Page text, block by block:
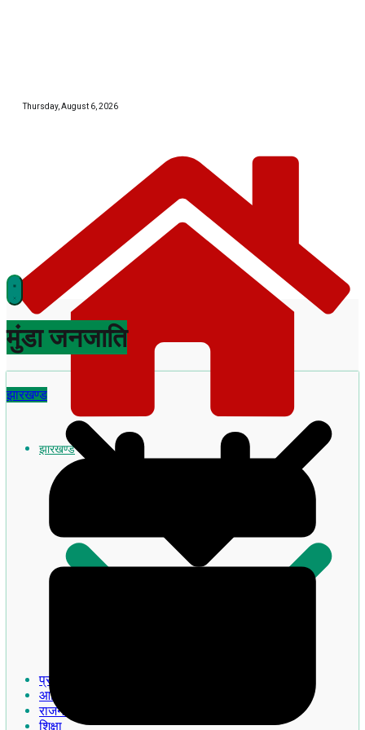
Thursday, August 6, 2026
झारखण्ड
झारखण्ड
प्रमुख खबरे
आदिवासी
राजनीति
शिक्षा
मुंडा जनजाति
झारखण्ड